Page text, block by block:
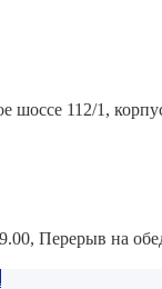
шоссе 112/1,
Перерыв на